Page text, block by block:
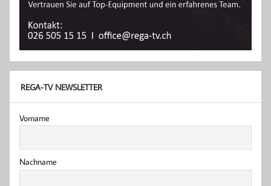
REGA-TV NEWSLETTER
Vorname
Nachname